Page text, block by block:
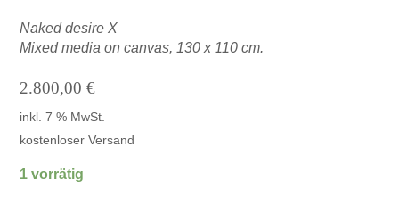
Naked desire X
Mixed media on canvas, 130 x 110 cm.
2.800,00€
inkl. 7 % MwSt.
kostenloser Versand
1 vorrätig